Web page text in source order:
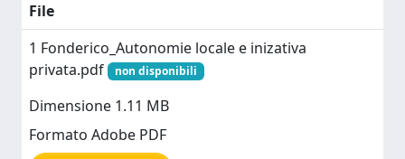
File
1 Fonderico_Autonomie locale e inizativa
privata.pdf
non disponibili
Dimensione 1.11 MB
Formato Adobe PDF